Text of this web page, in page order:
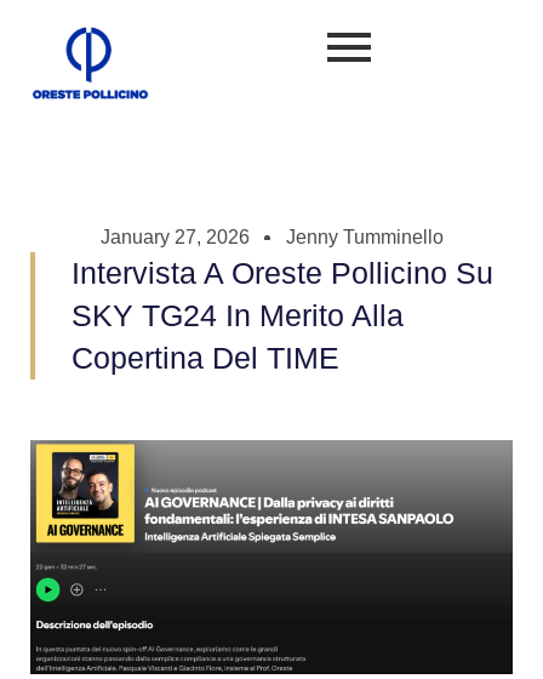
January 27, 2026 Jenny Tumminello
Intervista A Oreste Pollicino Su
SKY TG24 In Merito Alla
Copertina Del TIME